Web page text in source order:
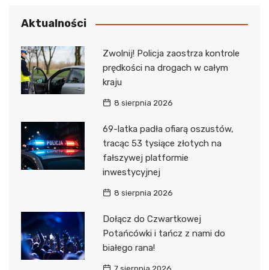
Aktualności
Zwolnij! Policja zaostrza kontrole
prędkości na drogach w całym
kraju
8 sierpnia 2026
69-latka padła ofiarą oszustów,
tracąc 53 tysiące złotych na
fałszywej platformie
inwestycyjnej
8 sierpnia 2026
Dołącz do Czwartkowej
Potańcówki i tańcz z nami do
białego rana!